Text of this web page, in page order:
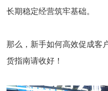
长期稳定经营筑牢基础。
那么，新手如何高效促成客
货指南请收好！